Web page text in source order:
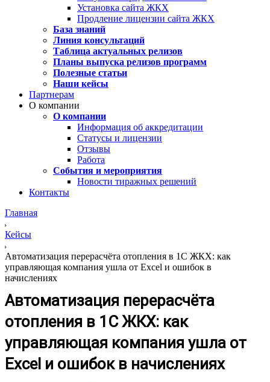
Установка сайта ЖКХ
Продление лицензии сайта ЖКХ
База знаний
Линия консультаций
Таблица актуальных релизов
Планы выпуска релизов программ
Полезные статьи
Наши кейсы
Партнерам
О компании
О компании
Информация об аккредитации
Статусы и лицензии
Отзывы
Работа
События и мероприятия
Новости тиражных решений
Контакты
Главная
Кейсы
Автоматизация перерасчёта отопления в 1С ЖКХ: как
управляющая компания ушла от Excel и ошибок в
начислениях
Автоматизация перерасчёта
отопления в 1С ЖКХ: как
управляющая компания ушла от
Excel и ошибок в начислениях